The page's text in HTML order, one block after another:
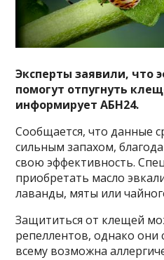
Эксперты заявили, что
помогут отпугнуть
информирует АБН24.
Сообщается, что данные
сильным запахом,
свою эффективность.
приобретать масло
лаванды, мяты или
Защититься от клещей
репеллентов, однако они
всему возможна